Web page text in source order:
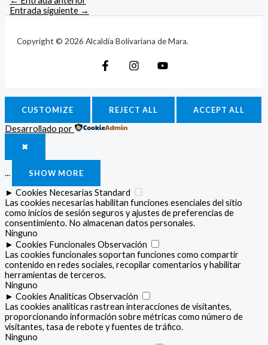
Entrada siguiente →
Copyright © 2026 Alcaldía Bolivariana de Mara.
CUSTOMIZE REJECT ALL ACCEPT ALL
Desarrollado por
✖
... SHOW MORE
► Cookies Necesarias Standard
Las cookies necesarias habilitan funciones esenciales del sitio
como inicios de sesión seguros y ajustes de preferencias de
consentimiento. No almacenan datos personales.
Ninguno
► Cookies Funcionales Observación
Las cookies funcionales soportan funciones como compartir
contenido en redes sociales, recopilar comentarios y habilitar
herramientas de terceros.
Ninguno
► Cookies Analíticas Observación
Las cookies analíticas rastrean interacciones de visitantes,
proporcionando información sobre métricas como número de
visitantes, tasa de rebote y fuentes de tráfico.
Ninguno